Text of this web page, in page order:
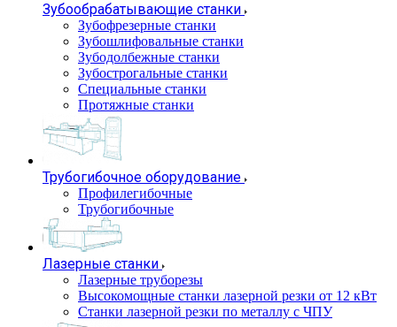
Зубообрабатывающие станки
Зубофрезерные станки
Зубошлифовальные станки
Зубодолбежные станки
Зубострогальные станки
Специальные станки
Протяжные станки
Трубогибочное оборудование
Профилегибочные
Трубогибочные
Лазерные станки
Лазерные труборезы
Высокомощные станки лазерной резки от 12 кВт
Станки лазерной резки по металлу с ЧПУ